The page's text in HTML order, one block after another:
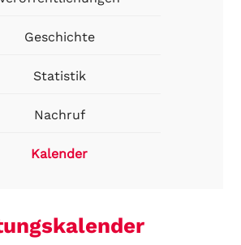
Geschichte
Statistik
Nachruf
Kalender